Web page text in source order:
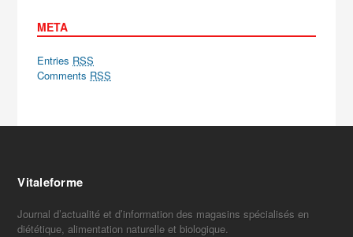
META
Entries RSS
Comments RSS
Vitaleforme
Journal d’actualité et d’information des magasins spécialisés en
diététique, alimentation naturelle et biologique.